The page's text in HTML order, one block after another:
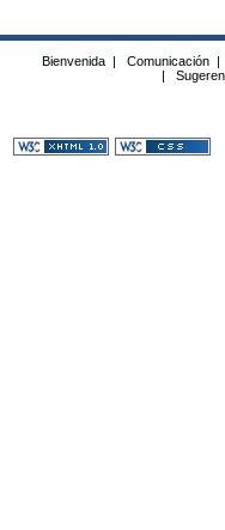
Bienvenida | Comunicación |
|